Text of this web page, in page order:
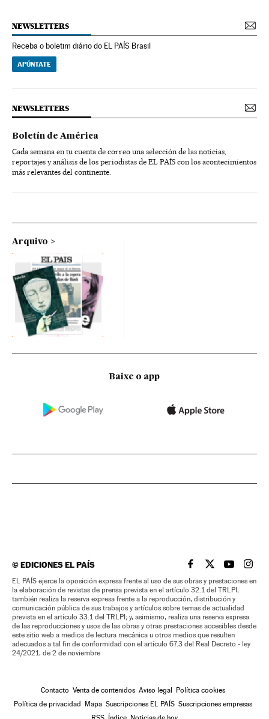
NEWSLETTERS
Receba o boletim diário do EL PAÍS Brasil
APÚNTATE
NEWSLETTERS
Boletín de América
Cada semana en tu cuenta de correo una selección de las noticias,
reportajes y análisis de los periodistas de EL PAÍS con los acontecimientos
más relevantes del continente.
Arquivo
Baixe o app
©EDICIONES EL PAÍS EL PAÍS BRASIL EN
EL PAÍSEL PAÍS
EL
EL PAÍS ejerce la oposición expresa frente al uso de sus obras y prestaciones en
la elaboración de revistas de prensa prevista en el artículo 32.1 del TRLPI;
también realiza la reserva expresa frente a la reproducción, distribución y
comunicación pública de sus trabajos y artículos sobre temas de actualidad
prevista en el artículo 33.1 del TRLPI; y, asimismo, realiza una reserva expresa
de las reproducciones y usos de las obras y otras prestaciones accesibles desde
este sitio web a medios de lectura mecánica u otros medios que resulten
adecuados a tal fin de conformidad con el artículo 67.3 del Real Decreto - ley
24/2021, de 2 de noviembre
Contacto Venta de contenidos Aviso legal
Política cookies
Política de privacidad
Mapa Suscripciones EL PAÍS Suscripciones empresas